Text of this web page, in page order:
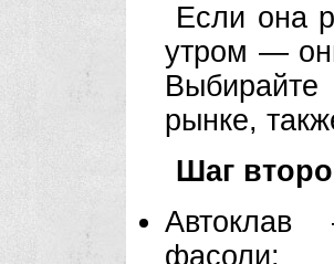
Если она
утром —
рынке,
Шаг
Автоклав
фасоли;